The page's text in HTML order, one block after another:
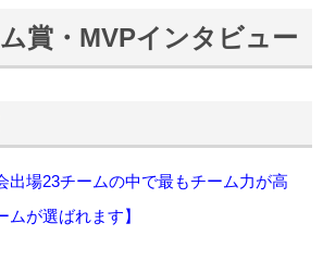
賞・MVPインタビュー
出場23チームの中で最もチーム力が高
ムが選ばれます】